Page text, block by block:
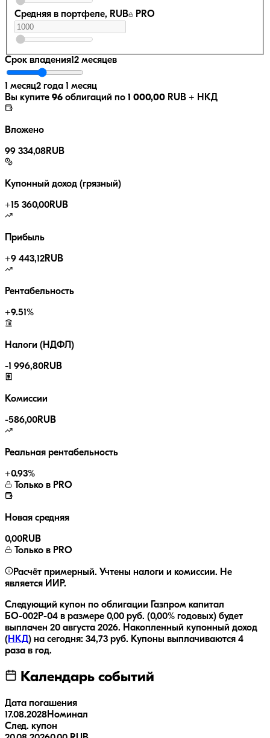
Средняя в портфеле, RUB PRO
Срок владения12 месяцев
1 месяц2 года 1 месяц
Вы купите 96 облигаций по 1 000,00 RUB + НКД
Вложено
99 334,08RUB
Купонный доход (грязный)
+15 360,00RUB
Прибыль
+9 443,12RUB
Рентабельность
+9.51%
Налоги (НДФЛ)
-1 996,80RUB
Комиссии
-586,00RUB
Реальная рентабельность
+0.93%
Только в PRO
Новая средняя
0,00RUB
Только в PRO
Расчёт примерный. Учтены налоги и комиссии. Не
является ИИР.
Следующий купон по облигации
Газпром капитал
БО-002Р-04 в размере 0,00 руб. (0,00% годовых) будет
выплачен 20 августа 2026. Накопленный купонный доход
( НКД) на сегодня: 34,73 руб. Купоны выплачиваются 4
раза в год.
Календарь событий
Дата погашения
17.08.2028Номинал
След. купон